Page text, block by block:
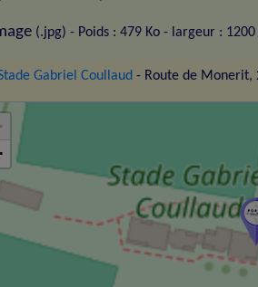
(.jpg) - Poids : 479 Ko - largeur : 1200
Gabriel Coullaud - Route de Monerit,